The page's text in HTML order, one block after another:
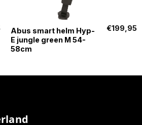
Abus smart helm Hyp-
E jungle green M 54-
58cm
€199,95